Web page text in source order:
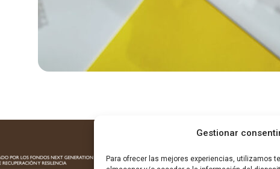
Gestionar
Para ofrecer las mejores experiencias, utilizamos